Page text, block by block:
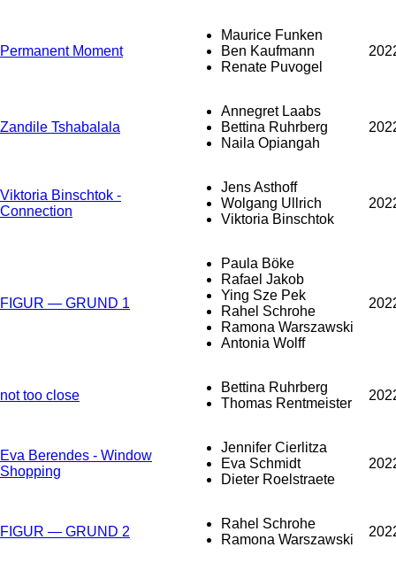
Permanent Moment
Maurice Funken
Ben Kaufmann
Renate Puvogel
Zandile Tshabalala
Annegret Laabs
Bettina Ruhrberg
Naila Opiangah
Viktoria Binschtok -
Connection
Jens Asthoff
Wolgang Ullrich
Viktoria Binschtok
FIGUR — GRUND 1
Paula Böke
Rafael Jakob
Ying Sze Pek
Rahel Schrohe
Ramona Warszawski
Antonia Wolff
not too close
Bettina Ruhrberg
Thomas Rentmeister
Eva Berendes - Window
Shopping
Jennifer Cierlitza
Eva Schmidt
Dieter Roelstraete
FIGUR — GRUND 2
Rahel Schrohe
Ramona Warszawski